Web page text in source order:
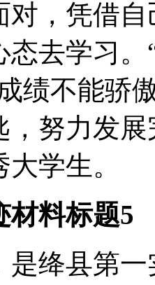
对，凭借
态去学习
绩不能骄
，努力发
学生。
材料标题5
是绛县第